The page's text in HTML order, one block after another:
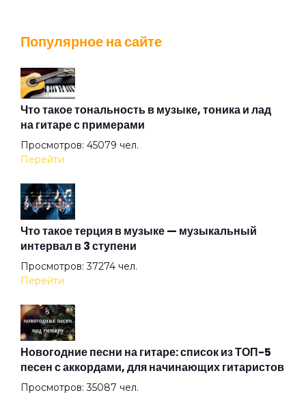
Здравствуй
Знаешь ты
И вас прошу об этом
Карусельная лошадка
Когда с тобой любовь
Когда-нибудь
Популярное на сайте
Что такое тональность в музыке, тоника и лад
на гитаре с примерами
Просмотров: 45079 чел.
Перейти
Что такое терция в музыке — музыкальный
интервал в 3 ступени
Просмотров: 37274 чел.
Перейти
Новогодние песни на гитаре: список из ТОП-5
песен с аккордами, для начинающих гитаристов
Просмотров: 35087 чел.